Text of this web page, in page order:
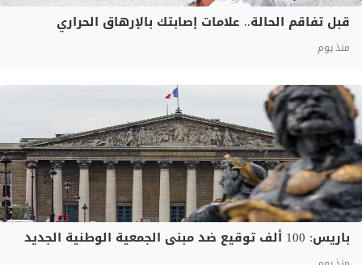
قبل تفاقم الحالة.. علامات إصابتك بالإرهاق الحراري
منذ يوم
باريس: 100 ألف توقيع ضد مبنى الجمعية الوطنية الجديد